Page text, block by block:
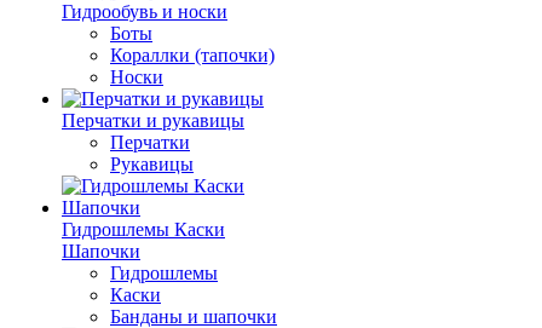
Гидрообувь и носки
Боты
Кораллки (тапочки)
Носки
Перчатки и рукавицы
Перчатки
Рукавицы
Гидрошлемы Каски
Шапочки
Гидрошлемы
Каски
Банданы и шапочки